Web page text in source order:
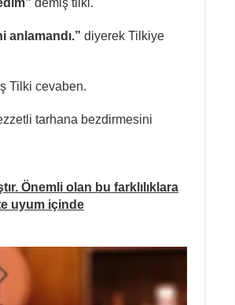
anlamandı.” diyerek Tilkiye
Tilki cevaben.
tarhana bezdirmesini
Önemli olan bu farklılıklara
uyum içinde